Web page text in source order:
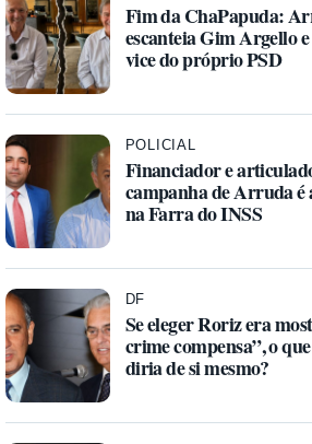
Fim da ChaPapuda:
escanteia Gim Argello e
vice do próprio PSD
POLICIAL
Financiador e
campanha de Arruda é
na Farra do INSS
DF
Se eleger Roriz era
crime compensa”, o
diria de si mesmo?